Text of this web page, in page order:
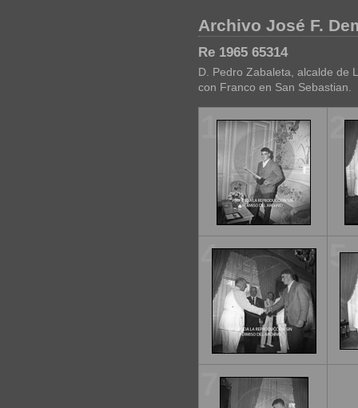
Archivo José F.
Re 1965 65314
D. Pedro Zabaleta, alcalde de
con Franco en San Sebastian.
1 2
4 5